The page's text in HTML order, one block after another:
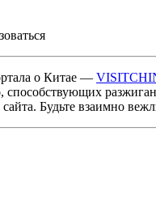
о Китае —
способствующих
Будьте взаимно